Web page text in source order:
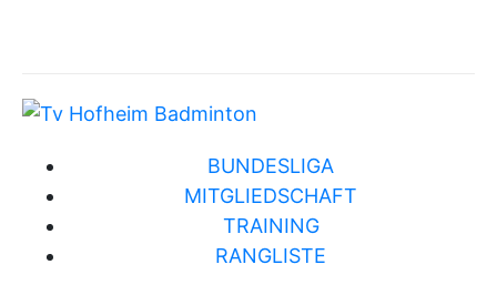
BUNDESLIGA
MITGLIEDSCHAFT
TRAINING
RANGLISTE